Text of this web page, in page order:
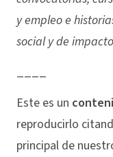
y empleo e
social y de
____
Este es un
reproducirlo
principal de